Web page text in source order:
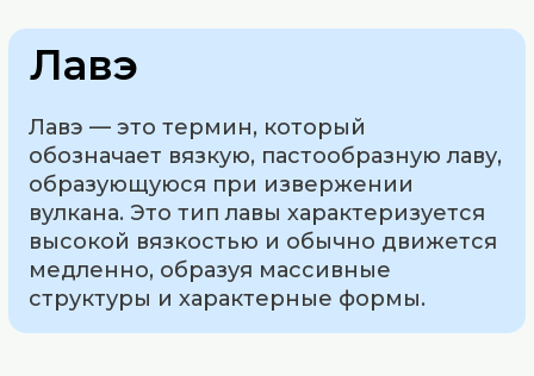
Лавэ
Лавэ — это термин, который
обозначает вязкую, пастообразную лаву,
образующуюся при извержении
вулкана. Это тип лавы характеризуется
высокой вязкостью и обычно движется
медленно, образуя массивные
структуры и характерные формы.